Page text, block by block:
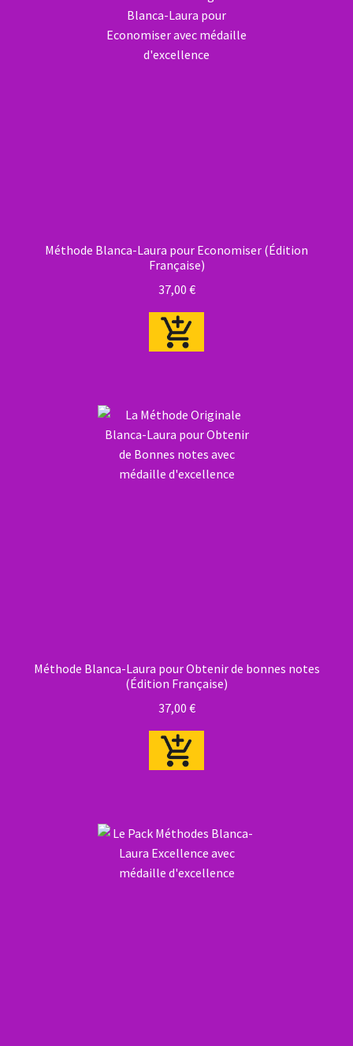
Méthode Blanca-Laura pour Economiser (Édition
Française)
37,00 €
Méthode Blanca-Laura pour Obtenir de bonnes notes
(Édition Française)
37,00 €